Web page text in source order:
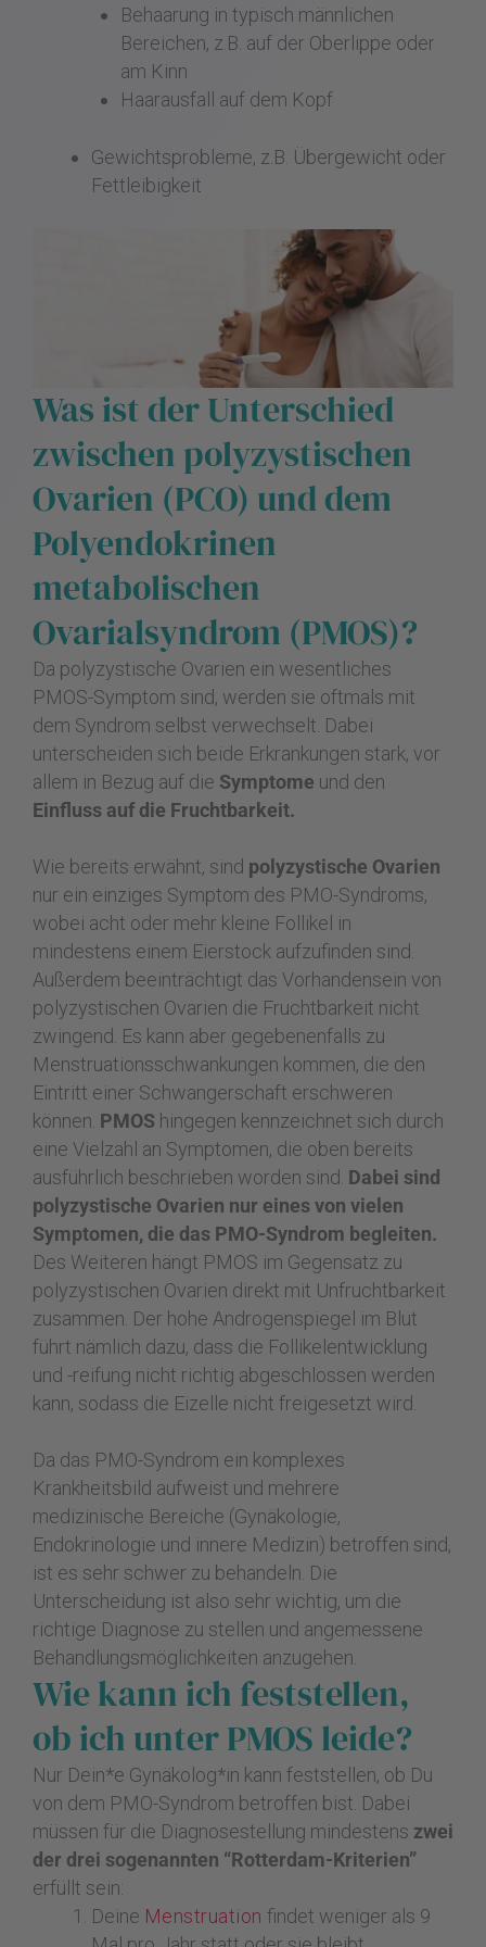
Behaarung in typisch männlichen
Bereichen, z.B. auf der Oberlippe oder
am Kinn
Haarausfall auf dem Kopf
Gewichtsprobleme, z.B. Übergewicht oder
Fettleibigkeit
Was ist der Unterschied
zwischen polyzystischen
Ovarien (PCO) und dem
Polyendokrinen
metabolischen
Ovarialsyndrom (PMOS)?
Da polyzystische Ovarien ein wesentliches
PMOS-Symptom sind, werden sie oftmals mit
dem Syndrom selbst verwechselt. Dabei
unterscheiden sich beide Erkrankungen stark, vor
allem in Bezug auf die Symptome und den
Einfluss auf die Fruchtbarkeit.
Wie bereits erwähnt, sind polyzystische Ovarien
nur ein einziges Symptom des PMO-Syndroms,
wobei acht oder mehr kleine Follikel in
mindestens einem Eierstock aufzufinden sind.
Außerdem beeinträchtigt das Vorhandensein von
polyzystischen Ovarien die Fruchtbarkeit nicht
zwingend. Es kann aber gegebenenfalls zu
Menstruationsschwankungen kommen, die den
Eintritt einer Schwangerschaft erschweren
können. PMOS hingegen kennzeichnet sich durch
eine Vielzahl an Symptomen, die oben bereits
ausführlich beschrieben worden sind. Dabei sind
polyzystische Ovarien nur eines von vielen
Symptomen, die das PMO-Syndrom begleiten.
Des Weiteren hängt PMOS im Gegensatz zu
polyzystischen Ovarien direkt mit Unfruchtbarkeit
zusammen. Der hohe Androgenspiegel im Blut
führt nämlich dazu, dass die Follikelentwicklung
und -reifung nicht richtig abgeschlossen werden
kann, sodass die Eizelle nicht freigesetzt wird.
Da das PMO-Syndrom ein komplexes
Krankheitsbild aufweist und mehrere
medizinische Bereiche (Gynäkologie,
Endokrinologie und innere Medizin) betroffen sind,
ist es sehr schwer zu behandeln. Die
Unterscheidung ist also sehr wichtig, um die
richtige Diagnose zu stellen und angemessene
Behandlungsmöglichkeiten anzugehen.
Wie kann ich feststellen,
ob ich unter PMOS leide?
Nur Dein*e Gynäkolog*in kann feststellen, ob Du
von dem PMO-Syndrom betroffen bist. Dabei
müssen für die Diagnosestellung mindestens zwei
der drei sogenannten “Rotterdam-Kriterien”
erfüllt sein:
Deine Menstruation findet weniger als 9